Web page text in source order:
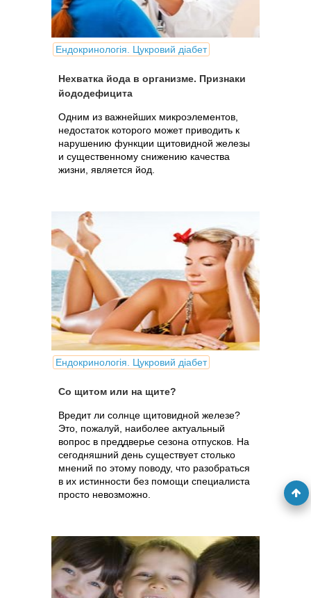
Ендокринологія. Цукровий діабет
Нехватка йода в организме. Признаки
йододефицита
Одним из важнейших микроэлементов,
недостаток которого может приводить к
нарушению функции щитовидной железы
и существенному снижению качества
жизни, является йод.
Ендокринологія. Цукровий діабет
Со щитом или на щите?
Вредит ли солнце щитовидной железе?
Это, пожалуй, наиболее актуальный
вопрос в преддверье сезона отпусков. На
сегодняшний день существует столько
мнений по этому поводу, что разобраться
в их истинности без помощи специалиста
просто невозможно.